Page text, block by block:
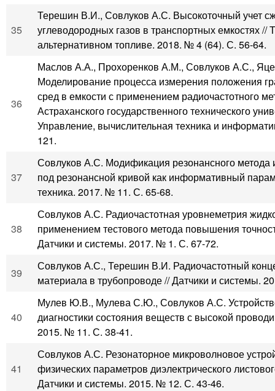
35
Терешин В.И., Совлуков А.С. Высокоточный учет
углеводородных газов в транспортных емкостях //
альтернативном топливе. 2018. № 4 (64). С. 56-64.
36
Маслов А.А., Прохоренков А.М., Совлуков А.С.,
Моделирование процесса измерения положения
сред в емкости с применением радиочастотного
Астраханского государственного технического
Управление, вычислительная техника и
121.
37
Совлуков А.С. Модификация резонансного
под резонансной кривой как информативный
техника. 2017. № 11. С. 65-68.
38
Совлуков А.С. Радиочастотная уровнеметрия
применением тестового метода повышения
Датчики и системы. 2017. № 1. С. 67-72.
39
Совлуков А.С., Терешин В.И. Радиочастотный
материала в трубопроводе // Датчики и системы.
40
Мулев Ю.В., Мулева С.Ю., Совлуков А.С.
диагностики состояния веществ с высокой
2015. № 11. С. 38-41.
41
Совлуков А.С. Резонаторное микроволновое
физических параметров диэлектрического
Датчики и системы. 2015. № 12. С. 43-46.